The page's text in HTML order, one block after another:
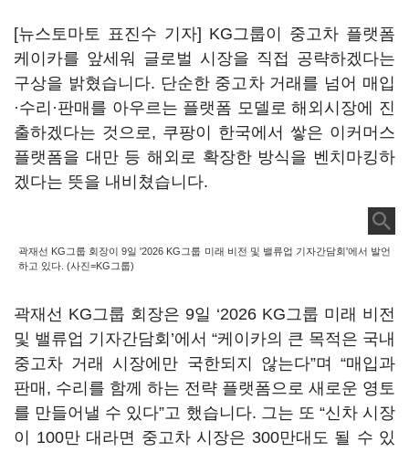
[뉴스토마토 표진수 기자] KG그룹이 중고차 플랫폼
케이카를 앞세워 글로벌 시장을 직접 공략하겠다는
구상을 밝혔습니다. 단순한 중고차 거래를 넘어 매입
·수리·판매를 아우르는 플랫폼 모델로 해외시장에 진
출하겠다는 것으로, 쿠팡이 한국에서 쌓은 이커머스
플랫폼을 대만 등 해외로 확장한 방식을 벤치마킹하
겠다는 뜻을 내비쳤습니다.
곽재선 KG그룹 회장이 9일 '2026 KG그룹 미래 비전 및 밸류업 기자간담회'에서 발언
하고 있다. (사진=KG그룹)
곽재선 KG그룹 회장은 9일 ‘2026 KG그룹 미래 비전
및 밸류업 기자간담회’에서 “케이카의 큰 목적은 국내
중고차 거래 시장에만 국한되지 않는다”며 “매입과
판매, 수리를 함께 하는 전략 플랫폼으로 새로운 영토
를 만들어낼 수 있다”고 했습니다. 그는 또 “신차 시장
이 100만 대라면 중고차 시장은 300만대도 될 수 있